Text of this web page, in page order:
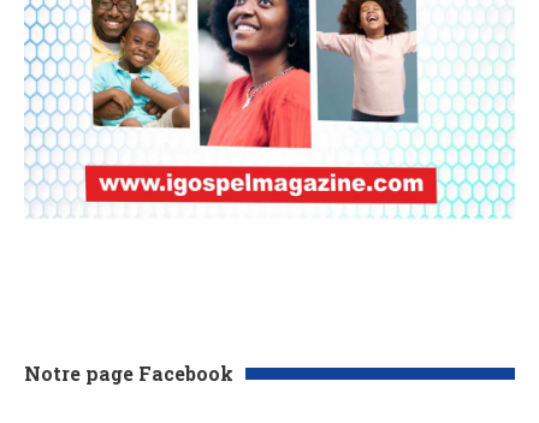
Notre page Facebook